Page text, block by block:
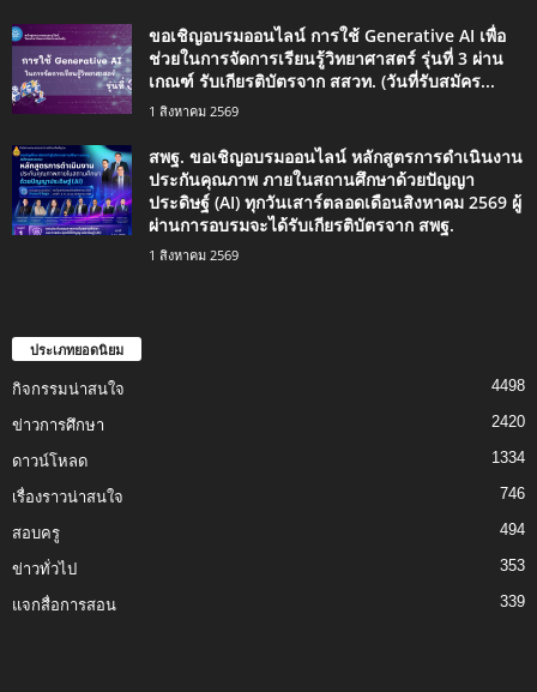
ขอเชิญอบรมออนไลน์ การใช้ Generative AI เพื่อ
ช่วยในการจัดการเรียนรู้วิทยาศาสตร์ รุ่นที่ 3 ผ่าน
เกณฑ์ รับเกียรติบัตรจาก สสวท. (วันที่รับสมัคร...
1 สิงหาคม 2569
สพฐ. ขอเชิญอบรมออนไลน์ หลักสูตรการดำเนินงาน
ประกันคุณภาพ ภายในสถานศึกษาด้วยปัญญา
ประดิษฐ์ (AI) ทุกวันเสาร์ตลอดเดือนสิงหาคม 2569 ผู้
ผ่านการอบรมจะได้รับเกียรติบัตรจาก สพฐ.
1 สิงหาคม 2569
ประเภทยอดนิยม
กิจกรรมน่าสนใจ 4498
ข่าวการศึกษา 2420
ดาวน์โหลด 1334
เรื่องราวน่าสนใจ 746
สอบครู 494
ข่าวทั่วไป 353
แจกสื่อการสอน 339